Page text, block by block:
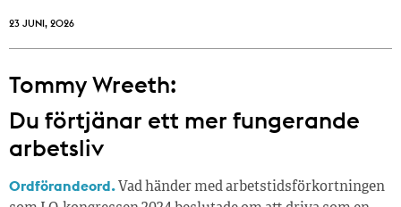
23 JUNI, 2026
Tommy Wreeth:
Du förtjänar ett mer fungerande
arbetsliv
Ordförandeord. Vad händer med arbetstidsförkortningen